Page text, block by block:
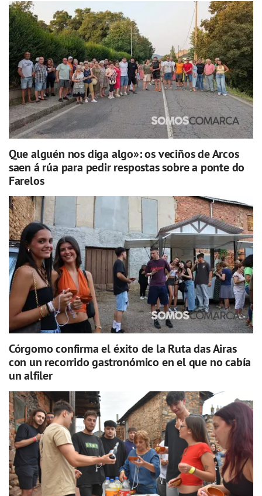
Que alguén nos diga algo»: os veciños de Arcos
saen á rúa para pedir respostas sobre a ponte do
Farelos
Córgomo confirma el éxito de la Ruta das Airas
con un recorrido gastronómico en el que no cabía
un alfiler